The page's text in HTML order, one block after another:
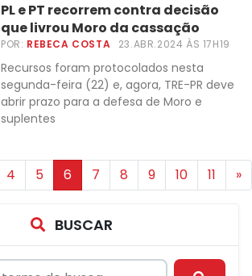
PL e PT recorrem contra decisão
que livrou Moro da cassação
POR: REBECA COSTA 23.ABR.2024 ÀS 17H19
Recursos foram protocolados nesta
segunda-feira (22) e, agora, TRE-PR deve
abrir prazo para a defesa de Moro e
suplentes
4 5 6 7 8 9 10 11 »
BUSCAR